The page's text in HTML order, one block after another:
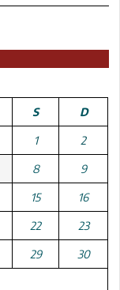
S D
1 2
8 9
15 16
22 23
29 30